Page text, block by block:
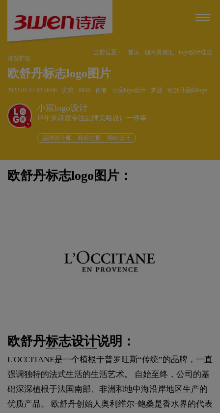
当前位置： 首页 创意灵感汇
logo设计理念
洗发护发
欧舒丹标志logo图片
2022-04-17 02:26:06 浏览 8938 作者 小宸logo设计 来源 欧舒丹品牌logo
v
小宸logo设计
18年来诗宸专注品牌策略设计一件事
品牌设计师、商标注册、网站设计
欧舒丹标志logo图片：
欧舒丹标志设计说明：
L'OCCITANE是一个植根于普罗旺斯“传统”的品牌，一直
强调独特的法式生活的生活艺术。 自始至终，公司的基
础深深植根于法国南部、非洲和地中海沿岸地区生产的
优质产品。 欧舒丹创始人奥利维尔·鲍桑是香水界的代表